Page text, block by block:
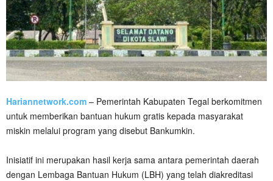
Hariannetwork.com – Pemerintah Kabupaten Tegal berkomitmen
untuk memberikan bantuan hukum gratis kepada masyarakat
miskin melalui program yang disebut Bankumkin.
Inisiatif ini merupakan hasil kerja sama antara pemerintah daerah
dengan Lembaga Bantuan Hukum (LBH) yang telah diakreditasi